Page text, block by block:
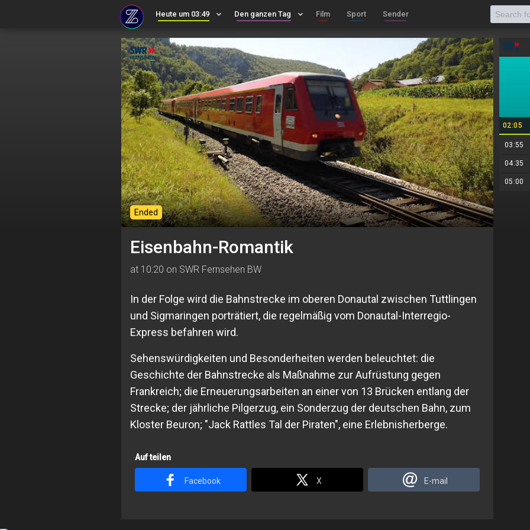
Heute um 03:49 keyboard_arrow_down Den ganzen Tag keyboard_arrow_down Film Sport Sender
Ended
Eisenbahn-Romantik
at 10:20 on SWR Fernsehen BW
In der Folge wird die Bahnstrecke im oberen Donautal zwischen Tuttlingen
und Sigmaringen porträtiert, die regelmäßig vom Donautal-Interregio-
Express befahren wird.
Sehenswürdigkeiten und Besonderheiten werden beleuchtet: die
Geschichte der Bahnstrecke als Maßnahme zur Aufrüstung gegen
Frankreich; die Erneuerungsarbeiten an einer von 13 Brücken entlang der
Strecke; der jährliche Pilgerzug, ein Sonderzug der deutschen Bahn, zum
Kloster Beuron; "Jack Rattles Tal der Piraten", eine Erlebnisherberge.
Auf teilen
Facebook X E-mail
02:05
03:55
04:35
05:00